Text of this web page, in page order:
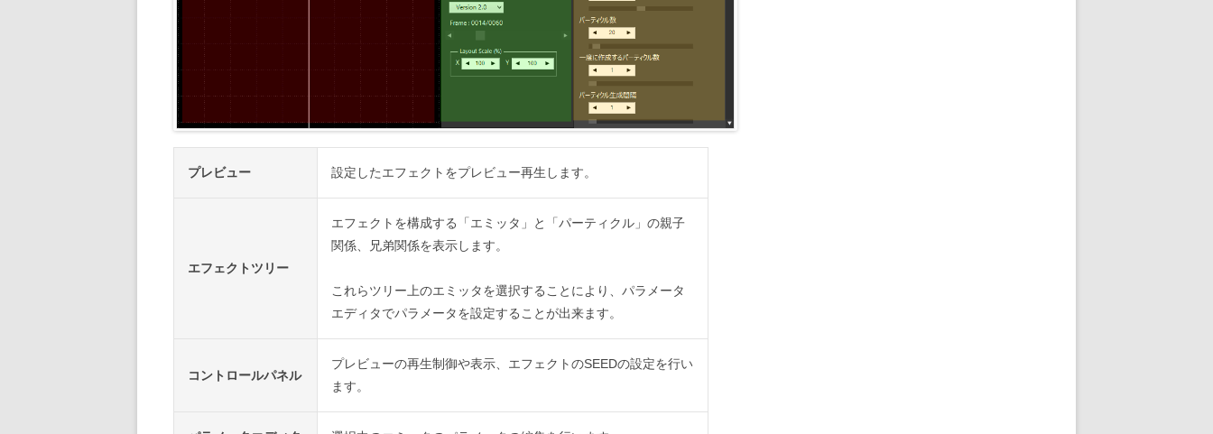
プレビュー 設定したエフェクトをプレビュー再生します。
エフェクトツリー
エフェクトを構成する「エミッタ」と「パーティクル」の親子
関係、兄弟関係を表示します。
これらツリー上のエミッタを選択することにより、パラメータ
エディタでパラメータを設定することが出来ます。
コントロールパネル
プレビューの再生制御や表示、エフェクトのSEEDの設定を行い
ます。